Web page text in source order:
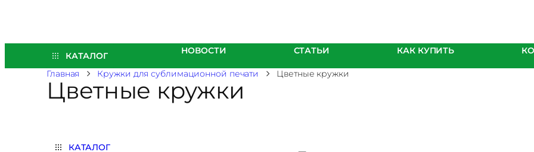
КАТАЛОГ НОВОСТИ СТАТЬИ КАК КУПИТЬ
Главная Кружки для сублимационной печати Цветные кружки
Цветные кружки
КАТАЛОГ